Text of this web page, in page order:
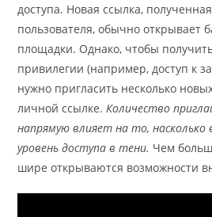
доступа. Новая ссылка,
пользователя, обычно открывает
площадки. Однако, чтобы
привилегии (например, доступ к
нужно пригласить несколько
личной ссылке. Количество
напрямую влияет на то,
уровень доступа в тени. Чем
шире открываются возможности